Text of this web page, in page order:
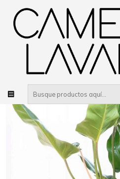
Inicio Planta Plantas Decorativas